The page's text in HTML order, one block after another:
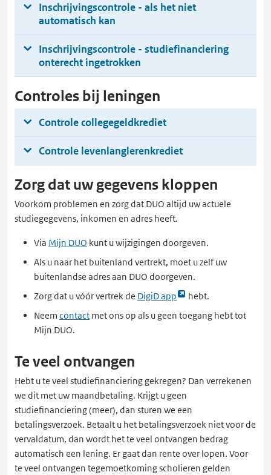
Inschrijvingscontrole - als het niet
automatisch kan
Inschrijvingscontrole - studiefinanciering
onterecht ingetrokken
Controles bij leningen
Controle collegegeldkrediet
Controle levenlanglerenkrediet
Zorg dat uw gegevens kloppen
Voorkom problemen en zorg dat DUO altijd uw actuele
studiegegevens, inkomen en adres heeft.
Via Mijn DUO kunt u wijzigingen doorgeven.
Als u naar het buitenland vertrekt, moet u zelf uw
buitenlandse adres aan DUO doorgeven.
Zorg dat u vóór vertrek de DigiD app
Link
opent
externe
nieuw
tabblad
hebt.
Neem contact met ons op als u geen toegang hebt tot
Mijn DUO.
Te veel ontvangen
Hebt u te veel studiefinanciering gekregen? Dan verrekenen
we dit met uw maandbetaling. Krijgt u geen
studiefinanciering (meer), dan sturen we een
betalingsverzoek. Betaalt u het betalingsverzoek niet voor de
vervaldatum, dan wordt het te veel ontvangen bedrag
automatisch een lening. Er gaat dan rente over lopen. Voor
te veel ontvangen tegemoetkoming scholieren gelden